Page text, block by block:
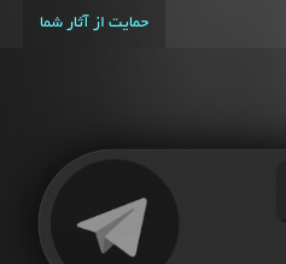
حمایت از آثار شما